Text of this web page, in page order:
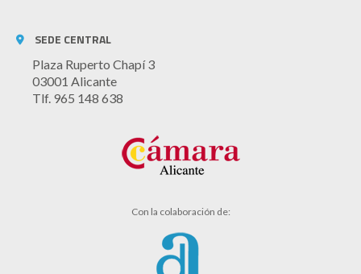
SEDE CENTRAL
Plaza Ruperto Chapí 3
03001 Alicante
Tlf. 965 148 638
Con la colaboración de: